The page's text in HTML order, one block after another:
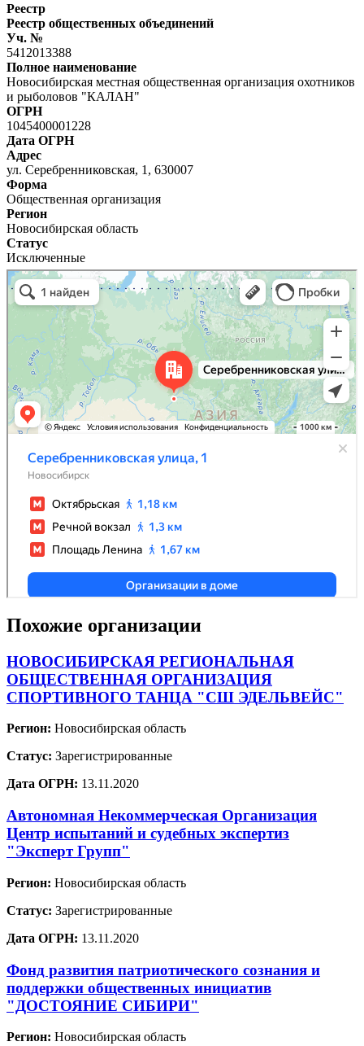
Реестр
Реестр общественных объединений
Уч. №
5412013388
Полное наименование
Новосибирская местная общественная организация охотников
и рыболовов "КАЛАН"
ОГРН
1045400001228
Дата ОГРН
Адрес
ул. Серебренниковская, 1, 630007
Форма
Общественная организация
Регион
Новосибирская область
Статус
Исключенные
Похожие организации
НОВОСИБИРСКАЯ РЕГИОНАЛЬНАЯ
ОБЩЕСТВЕННАЯ ОРГАНИЗАЦИЯ
СПОРТИВНОГО ТАНЦА "СШ ЭДЕЛЬВЕЙС"
Регион: Новосибирская область
Статус: Зарегистрированные
Дата ОГРН: 13.11.2020
Автономная Некоммерческая Организация
Центр испытаний и судебных экспертиз
"Эксперт Групп"
Регион: Новосибирская область
Статус: Зарегистрированные
Дата ОГРН: 13.11.2020
Фонд развития патриотического сознания и
поддержки общественных инициатив
"ДОСТОЯНИЕ СИБИРИ"
Регион: Новосибирская область